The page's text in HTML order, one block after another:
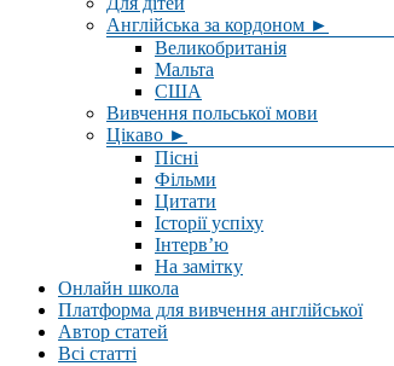
Англійська за кордоном ►
Великобританія
Мальта
США
Вивчення польської мови
Цікаво ►
Пісні
Фільми
Цитати
Історії успіху
Інтерв’ю
На замітку
Онлайн школа
Платформа для вивчення англійської
Автор статей
Всі статті